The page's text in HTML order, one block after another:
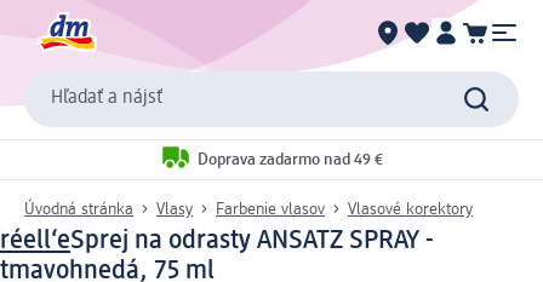
Hľadať a nájsť
Doprava zadarmo nad 49 €
Úvodná stránka Vlasy Farbenie vlasov Vlasové korektory
réell‘eSprej na odrasty ANSATZ SPRAY -
tmavohnedá, 75 ml